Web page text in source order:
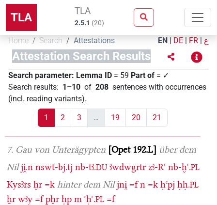
TLA TLA
2.5.1 (20)
Home Search Attestations EN | DE | FR | ع
Attestation Search Results
Search parameter: Lemma ID = 59 Part of = ✓
Search results: 1–10 of 208 sentences with occurrences
(incl. reading variants).
1 2 3 … 19 20 21
7. Gau von Unterägypten Opet 192.L
über dem
Nil ji̯.n nswt-bj.tj nb-tꜣ.DU ꜣwdwgrtr zꜣ-Rꜥ nb-ḫꜥ.PL
Kysꜣrs ḫr =k hinter dem Nil jni̯ =f n =k ḥꜥpj ḥḥ.PL
ẖr wꜣy =f pẖr ḥp m ꜥḥꜥ.PL =f